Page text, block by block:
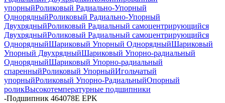
упорныйРоликовый Радиально-Упорный
ОднорядныйРоликовый Радиально-Упорный
ДвухрядныйРоликовый Радиальный самоцентрирующийся
ДвухрядныйРоликовый Радиальный самоцентрирующийся
ОднорядныйШариковый Упорный ОднорядныйШариковый
Упорный ДвухрядныйШариковый Упорно-радиальный
ОднорядныйШариковый Упорно-радиальный
спаренныйРоликовый УпорныйИгольчатый
упорныйРоликовый Упорно-РадиальныйОпорный
роликВысокотемпературные подшипники
-Подшипник 464078E EPK